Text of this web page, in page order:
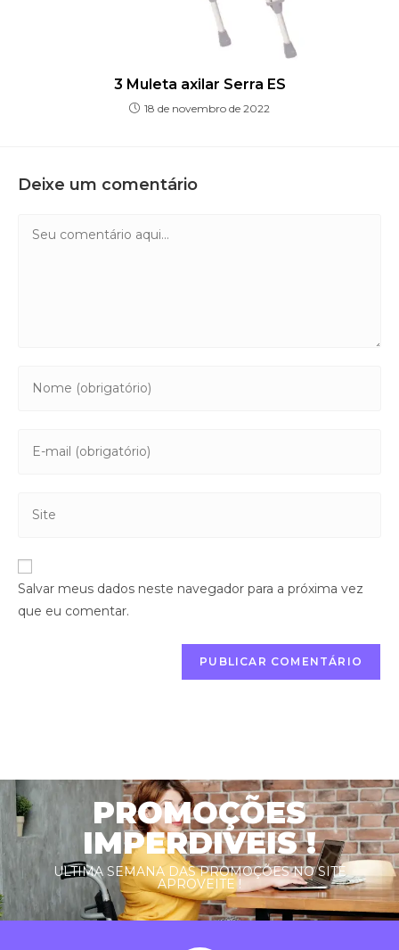
3 Muleta axilar Serra ES
18 de novembro de 2022
Deixe um comentário
Salvar meus dados neste navegador para a próxima vez
que eu comentar.
PROMOÇÕES
IMPERDIVEIS !
ULTIMA SEMANA DAS PROMOÇÕES NO SITE
APROVEITE !